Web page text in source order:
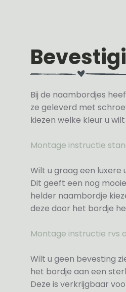
Bij de naambordjes
ze geleverd met
kiezen welke kleur u
Montage instructie
Wilt u graag een
Dit geeft een nog
helder naambordje
deze door het bordje
Montage instructie rvs
Wilt u geen bevesting
het bordje aan een
Deze is verkrijgbaar